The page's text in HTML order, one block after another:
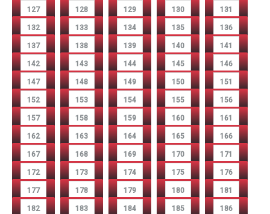
127 128 129 130 131
132 133 134 135 136
137 138 139 140 141
142 143 144 145 146
147 148 149 150 151
152 153 154 155 156
157 158 159 160 161
162 163 164 165 166
167 168 169 170 171
172 173 174 175 176
177 178 179 180 181
182 183 184 185 186